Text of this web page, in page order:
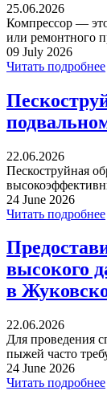
25.06.2026
Компрессор —
или ремонтного
09 July 2026
Читать подробнее
22.06.2026
Пескоструйная
24 June 2026
Читать подробнее
высокого
в
22.06.2026
Для проведения
пыжей часто
24 June 2026
Читать подробнее